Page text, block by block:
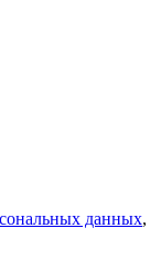
данных,